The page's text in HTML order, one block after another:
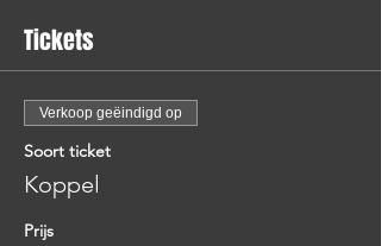
Tickets
Verkoop geëindigd op
Soort ticket
Koppel
Prijs